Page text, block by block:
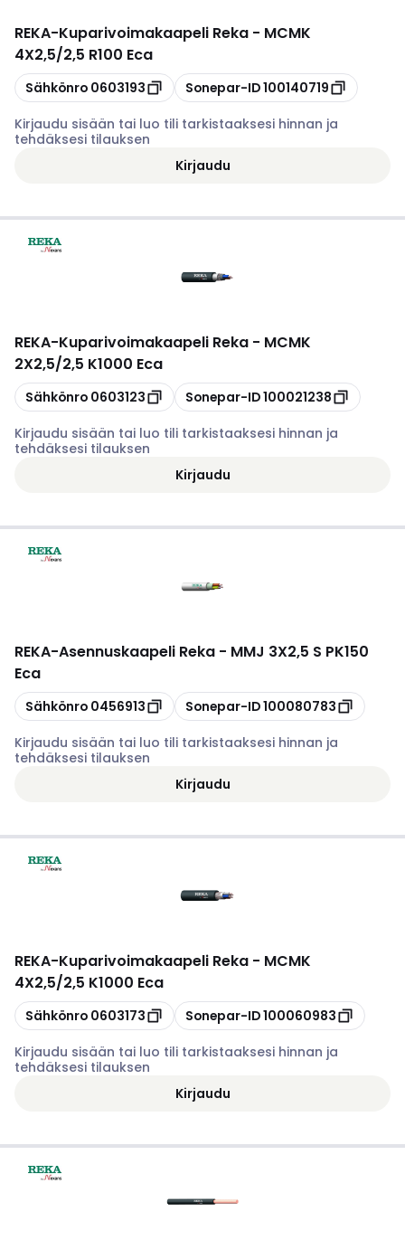
REKA-Kuparivoimakaapeli Reka - MCMK
4X2,5/2,5 R100 Eca
Kopioi
Sähkönro 0603193 Kopioi
Sonepar-ID100140719
Kirjaudu sisään tai luo tili tarkistaaksesi hinnan ja
tehdäksesi tilauksen
Kirjaudu
REKA-Kuparivoimakaapeli Reka - MCMK
2X2,5/2,5 K1000 Eca
Kopioi
Sähkönro 0603123 Kopioi
Sonepar-ID100021238
Kirjaudu sisään tai luo tili tarkistaaksesi hinnan ja
tehdäksesi tilauksen
Kirjaudu
REKA-Asennuskaapeli Reka - MMJ 3X2,5 S PK150
Eca
Kopioi
Sähkönro 0456913 Kopioi
Sonepar-ID100080783
Kirjaudu sisään tai luo tili tarkistaaksesi hinnan ja
tehdäksesi tilauksen
Kirjaudu
REKA-Kuparivoimakaapeli Reka - MCMK
4X2,5/2,5 K1000 Eca
Kopioi
Sähkönro 0603173 Kopioi
Sonepar-ID100060983
Kirjaudu sisään tai luo tili tarkistaaksesi hinnan ja
tehdäksesi tilauksen
Kirjaudu